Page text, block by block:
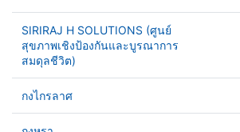
SIRIRAJ H SOLUTIONS (ศูนย์
สุขภาพเชิงป้องกันและบูรณาการ
สมดุลชีวิต)
กงไกรลาศ